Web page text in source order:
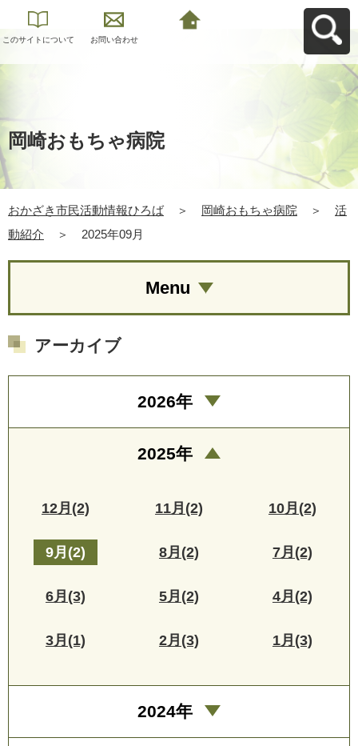
このサイトについて お問い合わせ
岡崎おもちゃ病院
おかざき市民活動情報ひろば ＞ 岡崎おもちゃ病院 ＞
活
動紹介
＞ 2025年09月
Menu
アーカイブ
2026年
2025年
12月(2) 11月(2) 10月(2)
9月(2) 8月(2) 7月(2)
6月(3) 5月(2) 4月(2)
3月(1) 2月(3) 1月(3)
2024年